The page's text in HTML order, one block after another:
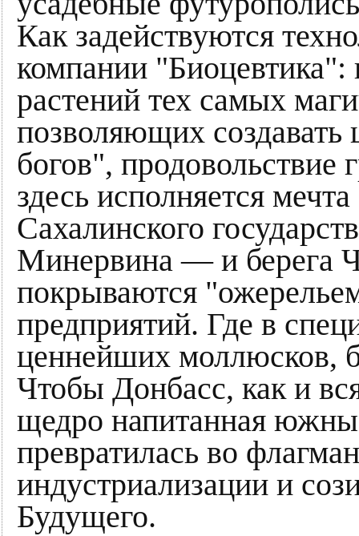
Как задействуются
компании "Биоцевтика":
растений тех самых
позволяющих
богов", продовольствие
здесь исполняется
Сахалинского
Минервина — и берега
покрываются
предприятий. Где в
ценнейших моллюсков,
Чтобы Донбасс, как и
щедро напитанная
превратилась во
индустриализации и
Будущего.